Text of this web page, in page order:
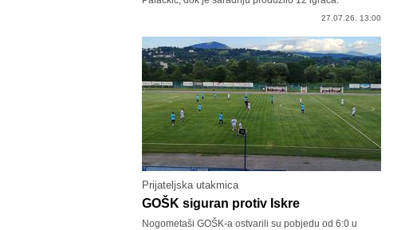
27.07.26. 13:00
Prijateljska utakmica
GOŠK siguran protiv Iskre
Nogometaši GOŠK-a ostvarili su pobjedu od 6:0 u